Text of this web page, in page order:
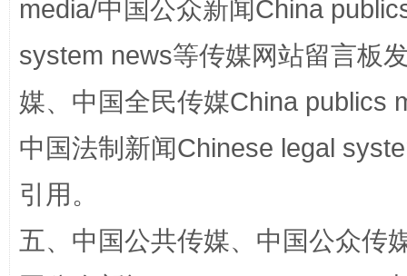
阿坝州三大球赛在茂县开幕 规模
media/中国公众新闻China
system news等传媒网站留言板
媒、中国全民传媒China publics
中国法制新闻Chinese legal
引用。
五、中国公共传媒、中国公众传